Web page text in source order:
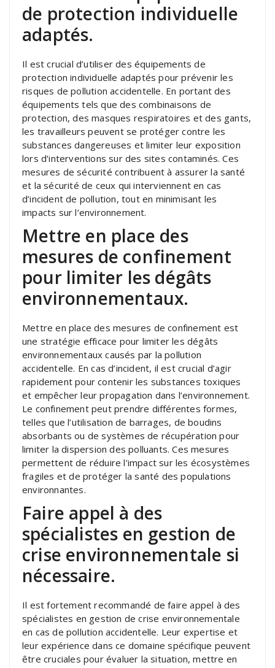
de protection individuelle
adaptés.
Il est crucial d’utiliser des équipements de
protection individuelle adaptés pour prévenir les
risques de pollution accidentelle. En portant des
équipements tels que des combinaisons de
protection, des masques respiratoires et des gants,
les travailleurs peuvent se protéger contre les
substances dangereuses et limiter leur exposition
lors d’interventions sur des sites contaminés. Ces
mesures de sécurité contribuent à assurer la santé
et la sécurité de ceux qui interviennent en cas
d’incident de pollution, tout en minimisant les
impacts sur l’environnement.
Mettre en place des
mesures de confinement
pour limiter les dégâts
environnementaux.
Mettre en place des mesures de confinement est
une stratégie efficace pour limiter les dégâts
environnementaux causés par la pollution
accidentelle. En cas d’incident, il est crucial d’agir
rapidement pour contenir les substances toxiques
et empêcher leur propagation dans l’environnement.
Le confinement peut prendre différentes formes,
telles que l’utilisation de barrages, de boudins
absorbants ou de systèmes de récupération pour
limiter la dispersion des polluants. Ces mesures
permettent de réduire l’impact sur les écosystèmes
fragiles et de protéger la santé des populations
environnantes.
Faire appel à des
spécialistes en gestion de
crise environnementale si
nécessaire.
Il est fortement recommandé de faire appel à des
spécialistes en gestion de crise environnementale
en cas de pollution accidentelle. Leur expertise et
leur expérience dans ce domaine spécifique peuvent
être cruciales pour évaluer la situation, mettre en